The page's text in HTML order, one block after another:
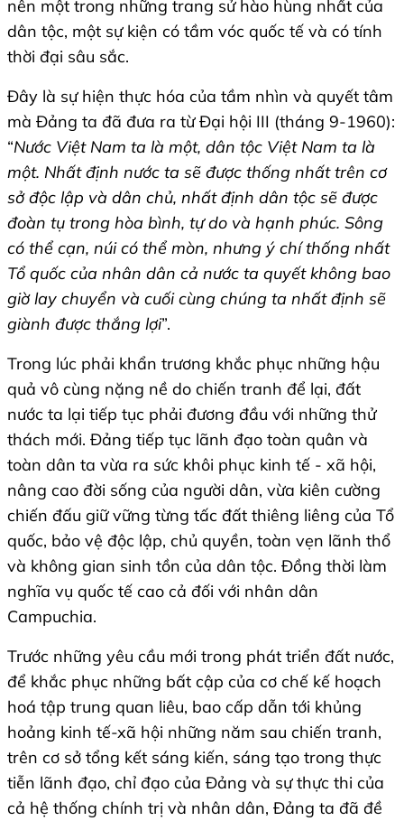
nên một trong những trang sử hào hùng nhất của
dân tộc, một sự kiện có tầm vóc quốc tế và có tính
thời đại sâu sắc.
Đây là sự hiện thực hóa của tầm nhìn và quyết tâm
mà Đảng ta đã đưa ra từ Đại hội III (tháng 9-1960):
“Nước Việt Nam ta là một, dân tộc Việt Nam ta là
một. Nhất định nước ta sẽ được thống nhất trên cơ
sở độc lập và dân chủ, nhất định dân tộc sẽ được
đoàn tụ trong hòa bình, tự do và hạnh phúc. Sông
có thể cạn, núi có thể mòn, nhưng ý chí thống nhất
Tổ quốc của nhân dân cả nước ta quyết không bao
giờ lay chuyển và cuối cùng chúng ta nhất định sẽ
giành được thắng lợi”.
Trong lúc phải khẩn trương khắc phục những hậu
quả vô cùng nặng nề do chiến tranh để lại, đất
nước ta lại tiếp tục phải đương đầu với những thử
thách mới. Đảng tiếp tục lãnh đạo toàn quân và
toàn dân ta vừa ra sức khôi phục kinh tế - xã hội,
nâng cao đời sống của người dân, vừa kiên cường
chiến đấu giữ vững từng tấc đất thiêng liêng của Tổ
quốc, bảo vệ độc lập, chủ quyền, toàn vẹn lãnh thổ
và không gian sinh tồn của dân tộc. Đồng thời làm
nghĩa vụ quốc tế cao cả đối với nhân dân
Campuchia.
Trước những yêu cầu mới trong phát triển đất nước,
để khắc phục những bất cập của cơ chế kế hoạch
hoá tập trung quan liêu, bao cấp dẫn tới khủng
hoảng kinh tế-xã hội những năm sau chiến tranh,
trên cơ sở tổng kết sáng kiến, sáng tạo trong thực
tiễn lãnh đạo, chỉ đạo của Đảng và sự thực thi của
cả hệ thống chính trị và nhân dân, Đảng ta đã đề